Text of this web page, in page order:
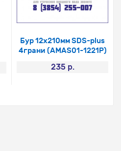
Бур 12х210мм SDS-plus
4грани (AMAS01-1221P)
235 р.